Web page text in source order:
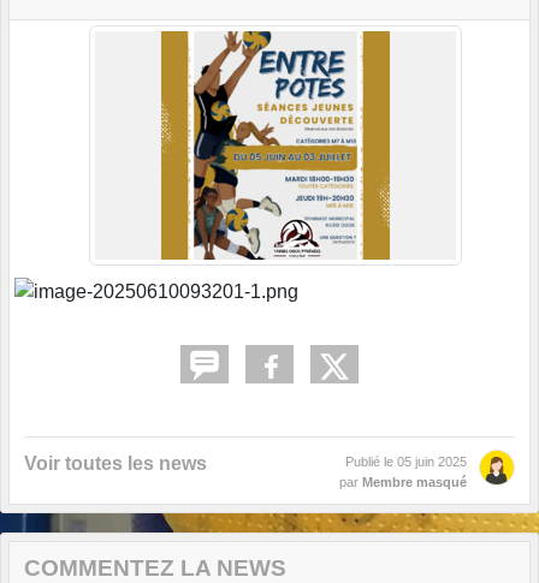
Voir toutes les news Publié le 05 juin 2025
par Membre masqué
COMMENTEZ LA NEWS